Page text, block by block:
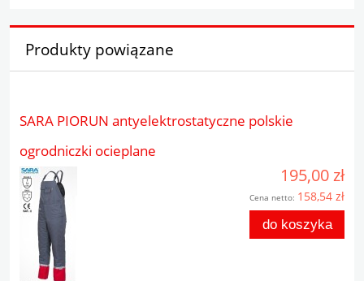
Produkty powiązane
SARA PIORUN antyelektrostatyczne polskie
ogrodniczki ocieplane
195,00 zł
Cena netto: 158,54 zł
do koszyka